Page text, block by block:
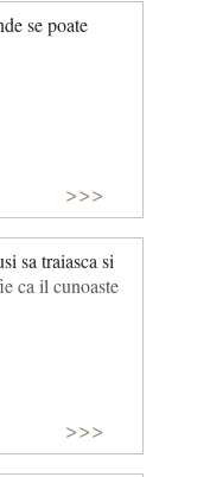
se poate
>>>
sa traiasca si
ca il cunoaste
>>>